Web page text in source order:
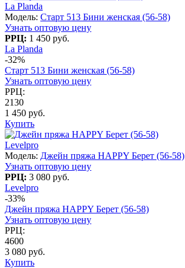
La Planda
Модель: Старт 513 Бини женская (56-58)
Узнать оптовую цену
РРЦ: 1 450 руб.
La Planda
-32%
Старт 513 Бини женская (56-58)
Узнать оптовую цену
РРЦ:
2130
1 450 руб.
Купить
Levelpro
Модель: Джейн пряжа HAPPY Берет (56-58)
Узнать оптовую цену
РРЦ: 3 080 руб.
Levelpro
-33%
Джейн пряжа HAPPY Берет (56-58)
Узнать оптовую цену
РРЦ:
4600
3 080 руб.
Купить